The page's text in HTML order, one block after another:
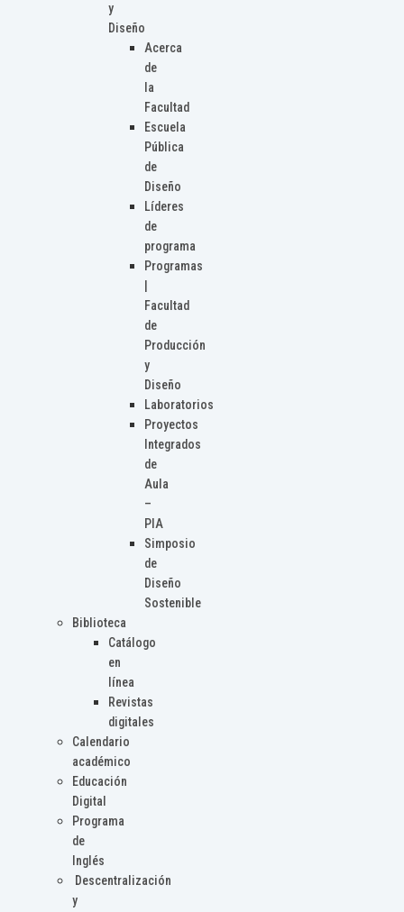
y
Diseño
Acerca
de
la
Facultad
Escuela
Pública
de
Diseño
Líderes
de
programa
Programas
Facultad
de
Producción
y
Diseño
Laboratorios
Proyectos
Integrados
de
Aula
–
PIA
Simposio
de
Diseño
Sostenible
Biblioteca
Catálogo
en
línea
Revistas
digitales
Calendario
académico
Educación
Digital
Programa
de
Inglés
Descentralización
y